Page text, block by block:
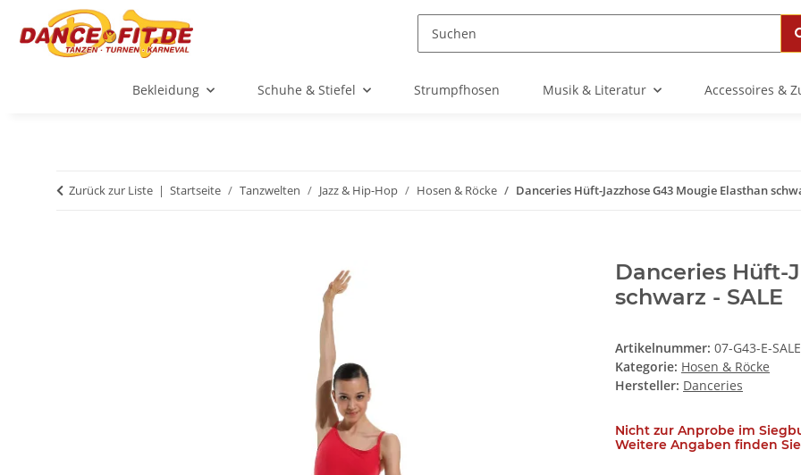
Bekleidung Schuhe & Stiefel Strumpfhosen Musik & Literatur Accessoires &
Zurück zur Liste Startseite Tanzwelten Jazz & Hip-Hop Hosen & Röcke Danceries Hüft-Jazzhose G43 Mougie Elasthan
Danceries Hüft-
schwarz - SALE
Artikelnummer: 07-G43-E-SALE
Kategorie: Hosen & Röcke
Hersteller: Danceries
Nicht zur Anprobe im
Weitere Angaben finden